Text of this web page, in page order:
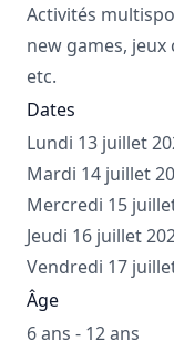
Activités
new games,
etc.
Dates
Lundi 13 juillet
Mardi 14 juillet
Mercredi 15
Jeudi 16 juillet
Vendredi 17
Âge
6 ans - 12 ans